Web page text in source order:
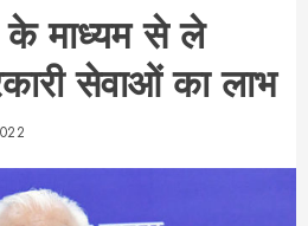
माध्यम से ले
सेवाओं का लाभ